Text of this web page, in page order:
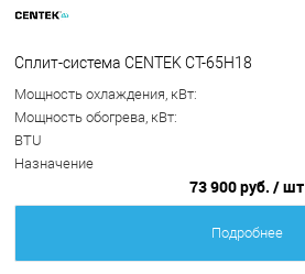
Сплит-система CENTEK CT-65H18
Мощность охлаждения, кВт:
Мощность обогрева, кВт:
BTU
Назначение
73 900 руб. / шт
Подробнее